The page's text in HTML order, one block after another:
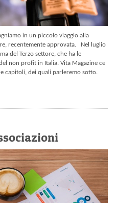
in un piccolo viaggio alla
recentemente approvata. Nel luglio
del Terzo settore, che ha le
non profit in Italia. Vita Magazine ce
capitoli, dei quali parleremo sotto.